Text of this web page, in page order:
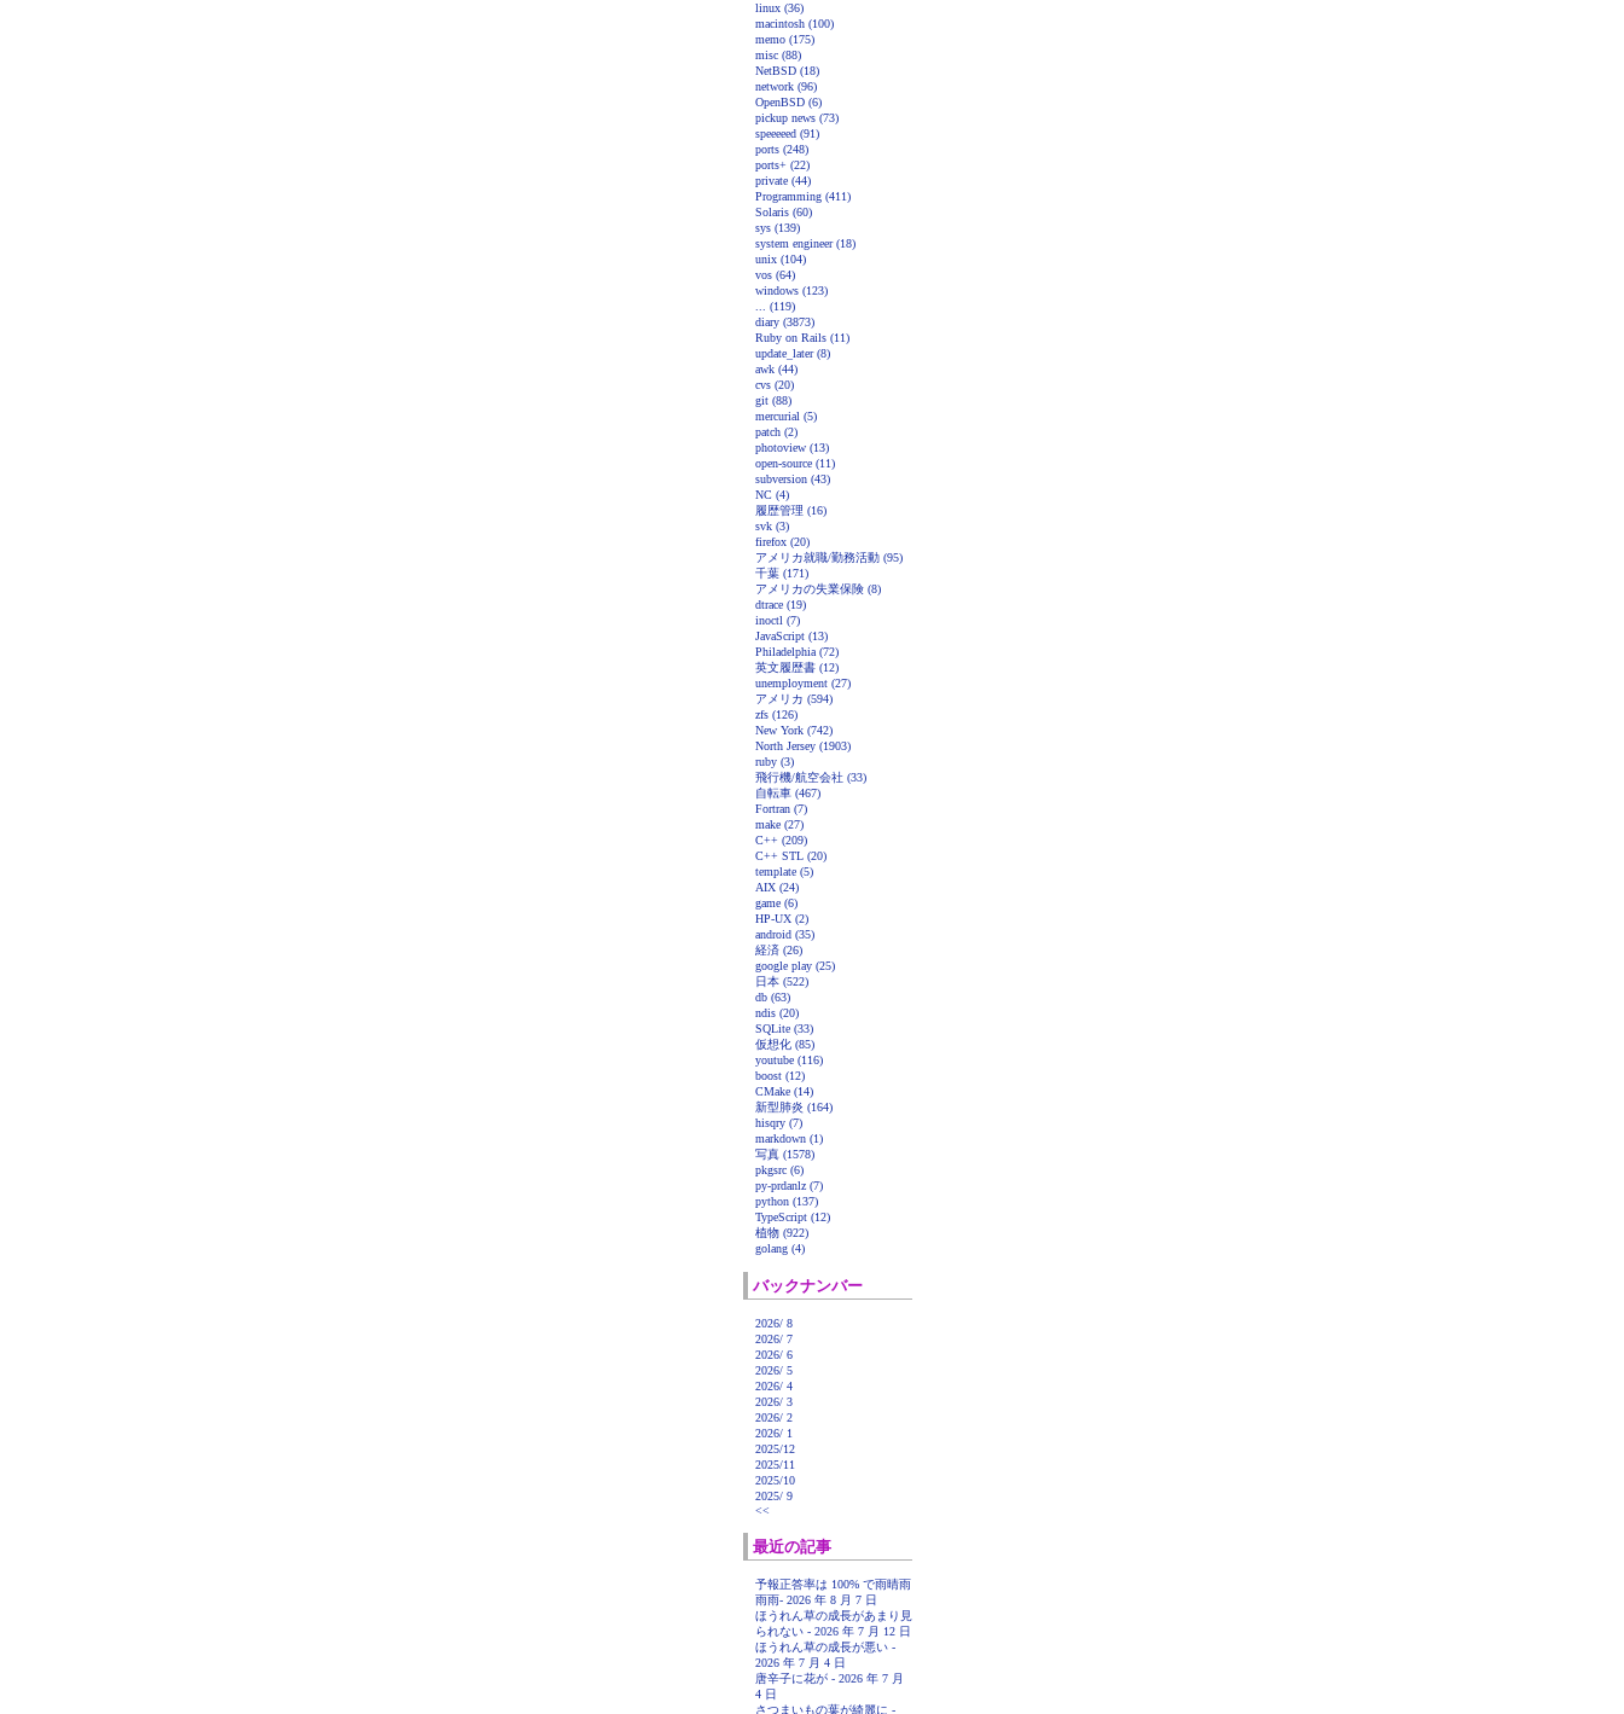
linux (36)
macintosh (100)
memo (175)
misc (88)
NetBSD (18)
network (96)
OpenBSD (6)
pickup news (73)
speeeeed (91)
ports (248)
ports+ (22)
private (44)
Programming (411)
Solaris (60)
sys (139)
system engineer (18)
unix (104)
vos (64)
windows (123)
... (119)
diary (3873)
Ruby on Rails (11)
update_later (8)
awk (44)
cvs (20)
git (88)
mercurial (5)
patch (2)
photoview (13)
open-source (11)
subversion (43)
NC (4)
履歴管理 (16)
svk (3)
firefox (20)
アメリカ就職/勤務活動 (95)
千葉 (171)
アメリカの失業保険 (8)
dtrace (19)
inoctl (7)
JavaScript (13)
Philadelphia (72)
英文履歴書 (12)
unemployment (27)
アメリカ (594)
zfs (126)
New York (742)
North Jersey (1903)
ruby (3)
飛行機/航空会社 (33)
自転車 (467)
Fortran (7)
make (27)
C++ (209)
C++ STL (20)
template (5)
AIX (24)
game (6)
HP-UX (2)
android (35)
経済 (26)
google play (25)
日本 (522)
db (63)
ndis (20)
SQLite (33)
仮想化 (85)
youtube (116)
boost (12)
CMake (14)
新型肺炎 (164)
hisqry (7)
markdown (1)
写真 (1578)
pkgsrc (6)
py-prdanlz (7)
python (137)
TypeScript (12)
植物 (922)
golang (4)
バックナンバー
2026/ 8
2026/ 7
2026/ 6
2026/ 5
2026/ 4
2026/ 3
2026/ 2
2026/ 1
2025/12
2025/11
2025/10
2025/ 9
<<
最近の記事
予報正答率は 100% で雨晴雨
雨雨- 2026 年 8 月 7 日
ほうれん草の成長があまり見
られない - 2026 年 7 月 12 日
ほうれん草の成長が悪い -
2026 年 7 月 4 日
唐辛子に花が - 2026 年 7 月
4 日
さつまいもの葉が綺麗に -